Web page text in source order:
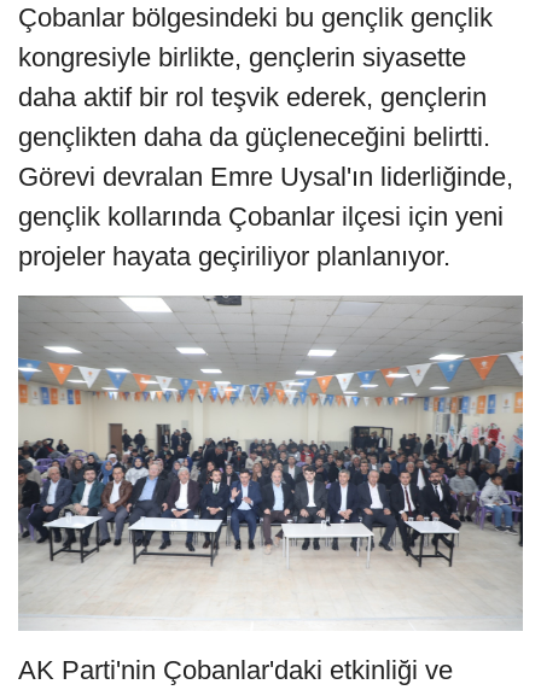
Çobanlar bölgesindeki bu gençlik gençlik
kongresiyle birlikte, gençlerin siyasette
daha aktif bir rol teşvik ederek, gençlerin
gençlikten daha da güçleneceğini belirtti.
Görevi devralan Emre Uysal'ın liderliğinde,
gençlik kollarında Çobanlar ilçesi için yeni
projeler hayata geçiriliyor planlanıyor.
AK Parti'nin Çobanlar'daki etkinliği ve